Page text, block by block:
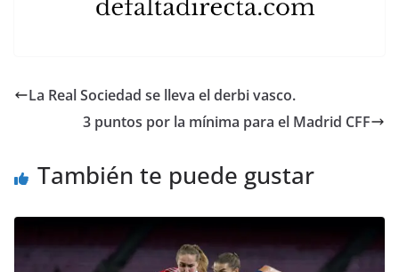
La Real Sociedad se lleva el derbi vasco.
3 puntos por la mínima para el Madrid CFF
También te puede gustar